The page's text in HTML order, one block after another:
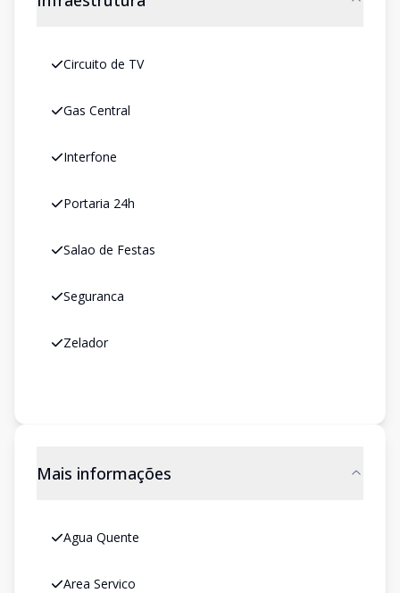
Circuito de TV
Gas Central
Interfone
Portaria 24h
Salao de Festas
Seguranca
Zelador
Mais informações
Agua Quente
Area Servico